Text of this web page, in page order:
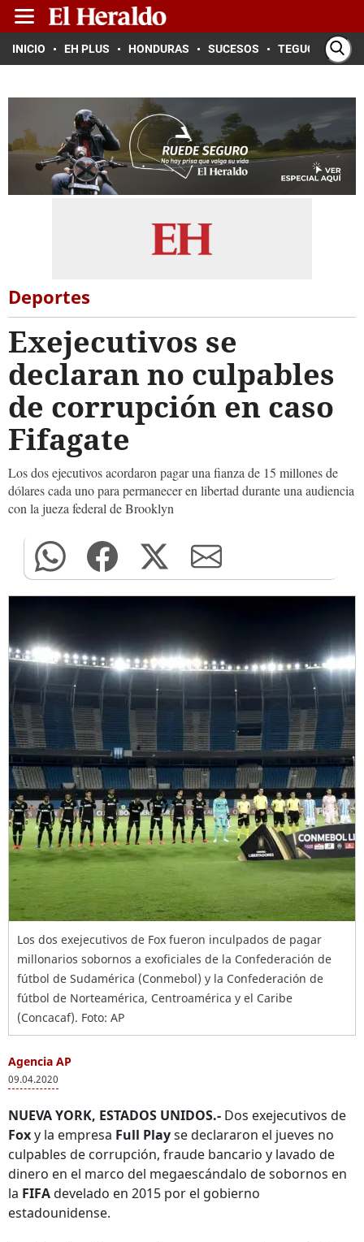
INICIO EH PLUS HONDURAS SUCESOS TEGUCIGALPA
Deportes
Exejecutivos se
declaran no culpables
de corrupción en caso
Fifagate
Los dos ejecutivos acordaron pagar una fianza de 15 millones de
dólares cada uno para permanecer en libertad durante una audiencia
con la jueza federal de Brooklyn
Los dos exejecutivos de Fox fueron inculpados de pagar
millonarios sobornos a exoficiales de la Confederación de
fútbol de Sudamérica (Conmebol) y la Confederación de
fútbol de Norteamérica, Centroamérica y el Caribe
(Concacaf). Foto: AP
Agencia AP
09.04.2020
NUEVA YORK, ESTADOS UNIDOS.- Dos exejecutivos de
Foxy la empresa Full Playse declararon el jueves no
culpables de corrupción, fraude bancario y lavado de
dinero en el marco del megaescándalo de sobornos en
la FIFAdevelado en 2015 por el gobierno
estadounidense.